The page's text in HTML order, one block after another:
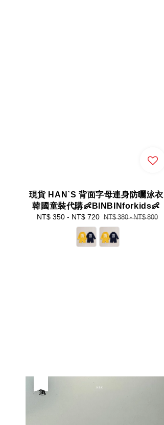
現貨 HAN`S 背面字母連身防曬泳衣
韓國童裝代購👶BINBINforkids👶
Sale
NT$ 350- NT$ 720 Regular
price
NT$ 380-NT$ 800